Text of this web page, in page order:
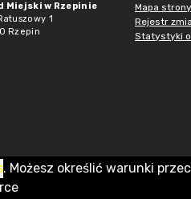
Miejski w Rzepinie
1
Rzepin
Mapa strony
Rejestr
Statystyki
. Możesz określić warunki